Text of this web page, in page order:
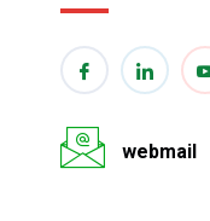
webmail